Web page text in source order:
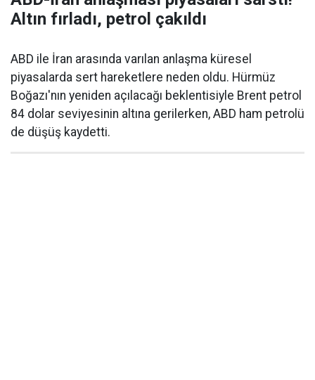
Altın fırladı, petrol çakıldı
ABD ile İran arasında varılan anlaşma küresel
piyasalarda sert hareketlere neden oldu. Hürmüz
Boğazı'nın yeniden açılacağı beklentisiyle Brent petrol
84 dolar seviyesinin altına gerilerken, ABD ham petrolü
de düşüş kaydetti.